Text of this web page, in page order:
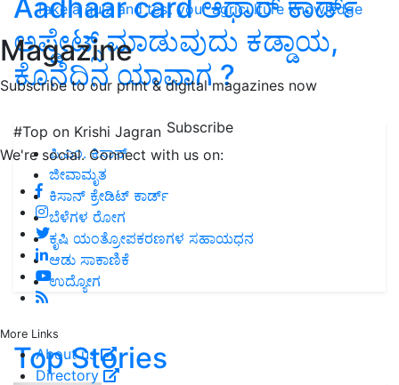
Take a quiz and test your agriculture knowledge
Magazine
Subscribe to our print & digital magazines now
Subscribe
We're social. Connect with us on:
More Links
About us
Directory
Aadhaar card ಆಧಾರ್‌ ಕಾರ್ಡ್‌
ಅಪ್ಡೇಟ್ಸ್‌ ಮಾಡುವುದು ಕಡ್ಡಾಯ,
ಕೊನೆದಿನ ಯಾವಾಗ ?
#Top on Krishi Jagran
ಪಿ.ಎಂ. ಕಿಸಾನ್
ಜೀವಾಮೃತ
ಕಿಸಾನ್ ಕ್ರೇಡಿಟ್ ಕಾರ್ಡ್
ಬೆಳೆಗಳ ರೋಗ
ಕೃಷಿ ಯಂತ್ರೋಪಕರಣಗಳ ಸಹಾಯಧನ
ಆಡು ಸಾಕಾಣಿಕೆ
ಉದ್ಯೋಗ
Top Stories